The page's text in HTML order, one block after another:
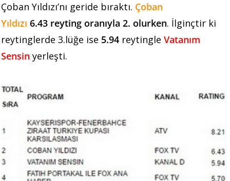
Çoban Yıldızı’nı geride bıraktı. Çoban
Yıldızı 6.43 reyting oranıyla 2. olurken. İlginçtir ki
reytinglerde 3.lüğe ise 5.94 reytingle Vatanım
Sensin yerleşti.